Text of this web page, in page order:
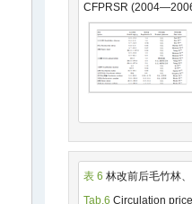
CFPRSR
表 6 林改前后毛竹林
Tab.6 Circulation